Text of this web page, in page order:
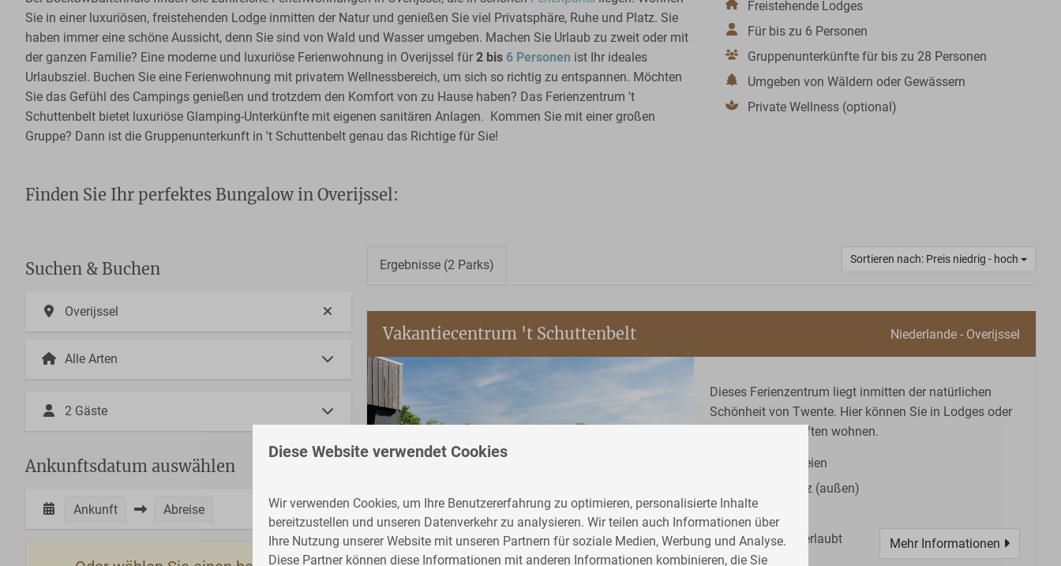
Sie in einer luxuriösen, freistehenden Lodge inmitten der Natur und genießen Sie viel Privatsphäre, Ruhe und Platz. Sie
haben immer eine schöne Aussicht, denn Sie sind von Wald und Wasser umgeben. Machen Sie Urlaub zu zweit oder mit
der ganzen Familie? Eine moderne und luxuriöse Ferienwohnung in Overijssel für2 bis 6 Personen ist Ihr ideales
Urlaubsziel. Buchen Sie eine Ferienwohnung mit privatem Wellnessbereich, um sich so richtig zu entspannen. Möchten
Sie das Gefühl des Campings genießen und trotzdem den Komfort von zu Hause haben? Das Ferienzentrum 't
Schuttenbelt bietet luxuriöse Glamping-Unterkünfte mit eigenen sanitären Anlagen. Kommen Sie mit einer großen
Gruppe? Dann ist die Gruppenunterkunft in 't Schuttenbelt genau das Richtige für Sie!
Freistehende Lodges
Für bis zu 6 Personen
Gruppenunterkünfte für bis zu 28 Personen
Umgeben von Wäldern oder Gewässern
Private Wellness (optional)
Finden Sie Ihr perfektes Bungalow in Overijssel:
Suchen & Buchen
Overijssel
2 Gäste
Ankunftsdatum auswählen
Ankunft Abreise
Sortieren nach: Preis niedrig - hoch
Ergebnisse (2 Parks)
Vakantiecentrum 't Schuttenbelt Niederlande - Overijssel
Dieses Ferienzentrum liegt inmitten der natürlichen
Schönheit von Twente. Hier können Sie in Lodges oder
Gruppenunterkünften wohnen.
Pool im Freien
Tennisplatz (außen)
Twente
Haustiere erlaubt
Mehr Informationen
Diese Website verwendet Cookies
Wir verwenden Cookies, um Ihre Benutzererfahrung zu optimieren, personalisierte Inhalte
bereitzustellen und unseren Datenverkehr zu analysieren. Wir teilen auch Informationen über
Ihre Nutzung unserer Website mit unseren Partnern für soziale Medien, Werbung und Analyse.
Diese Partner können diese Informationen mit anderen Informationen kombinieren, die Sie